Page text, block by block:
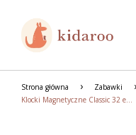
Strona główna Zabawki
Klocki Magnetyczne Classic 32 el. | Magna Tiles